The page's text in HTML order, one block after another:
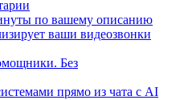
по вашему описанию
ваши видеозвонки
Без
прямо из чата с AI